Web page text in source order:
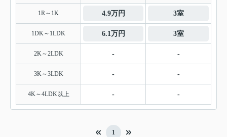
1R～1K 4.9万円 3室
1DK～1LDK 6.1万円 3室
2K～2LDK - -
3K～3LDK - -
4K～4LDK以上 - -
1